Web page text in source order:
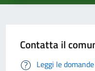
Contatta il
Leggi le